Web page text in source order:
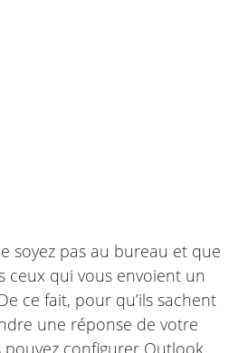
soyez pas au bureau et que
ceux qui vous envoient un
ce fait, pour qu’ils sachent
une réponse de votre